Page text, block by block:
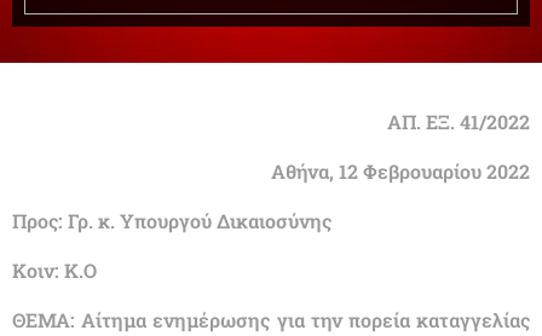
ΑΠ. ΕΞ. 41/2022
Αθήνα, 12 Φεβρουαρίου 2022
Προς: Γρ. κ. Υπουργού Δικαιοσύνης
Κοιν: Κ.Ο
ΘΕΜΑ: Αίτημα ενημέρωσης για την πορεία καταγγελίας